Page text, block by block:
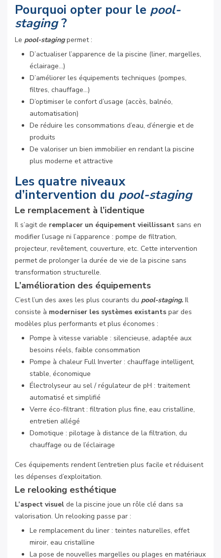
Pourquoi opter pour le pool-
staging?
Le pool-stagingpermet :
D’actualiser l’apparence de la piscine (liner, margelles,
éclairage…)
D’améliorer les équipements techniques (pompes,
filtres, chauffage…)
D’optimiser le confort d’usage (accès, balnéo,
automatisation)
De réduire les consommations d’eau, d’énergie et de
produits
De valoriser un bien immobilier en rendant la piscine
plus moderne et attractive
Les quatre niveaux
d’intervention du pool-staging
Le remplacement à l’identique
Il s’agit de remplacer un équipement vieillissant sans en
modifier l’usage ni l’apparence : pompe de filtration,
projecteur, revêtement, couverture, etc. Cette intervention
permet de prolonger la durée de vie de la piscine sans
transformation structurelle.
L’amélioration des équipements
C’est l’un des axes les plus courants du pool-staging. Il
consiste à moderniser les systèmes existants par des
modèles plus performants et plus économes :
Pompe à vitesse variable : silencieuse, adaptée aux
besoins réels, faible consommation
Pompe à chaleur Full Inverter : chauffage intelligent,
stable, économique
Électrolyseur au sel / régulateur de pH : traitement
automatisé et simplifié
Verre éco-filtrant : filtration plus fine, eau cristalline,
entretien allégé
Domotique : pilotage à distance de la filtration, du
chauffage ou de l’éclairage
Ces équipements rendent l’entretien plus facile et réduisent
les dépenses d’exploitation.
Le relooking esthétique
L’aspect visuel de la piscine joue un rôle clé dans sa
valorisation. Un relooking passe par :
Le remplacement du liner : teintes naturelles, effet
miroir, eau cristalline
La pose de nouvelles margelles ou plages en matériaux